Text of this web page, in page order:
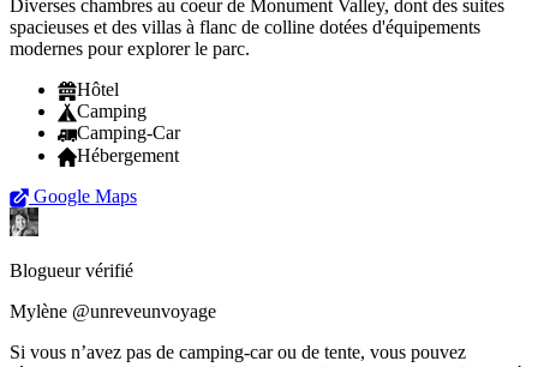
Diverses chambres au coeur de Monument Valley, dont des suites
spacieuses et des villas à flanc de colline dotées d'équipements
modernes pour explorer le parc.
Hôtel
Camping
Camping-Car
Hébergement
Google Maps
Blogueur vérifié
Mylène @unreveunvoyage
Si vous n’avez pas de camping-car ou de tente, vous pouvez